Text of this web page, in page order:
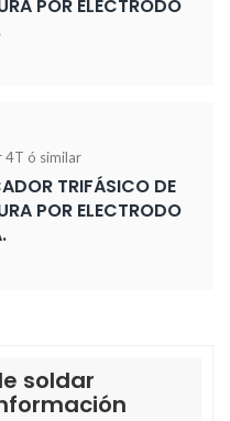
POR ELECTRODO
4T ó similar
TRIFÁSICO DE
POR ELECTRODO
soldar